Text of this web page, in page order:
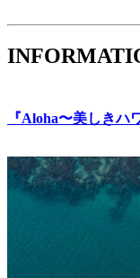
『Aloha〜美しきハ